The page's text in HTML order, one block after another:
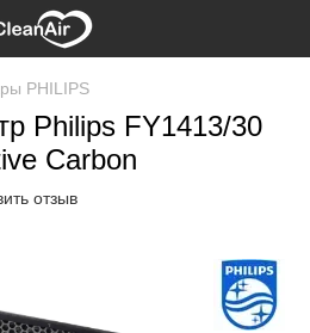
PHILIPS
Philips FY1413/30
Carbon
отзыв